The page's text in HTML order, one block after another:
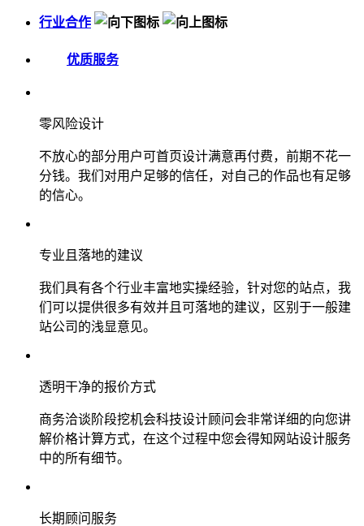
行业合作
优质服务
零风险设计
不放心的部分用户可首页设计满意再付费，前期不花一
分钱。我们对用户足够的信任，对自己的作品也有足够
的信心。
专业且落地的建议
我们具有各个行业丰富地实操经验，针对您的站点，我
们可以提供很多有效并且可落地的建议，区别于一般建
站公司的浅显意见。
透明干净的报价方式
商务洽谈阶段挖机会科技设计顾问会非常详细的向您讲
解价格计算方式，在这个过程中您会得知网站设计服务
中的所有细节。
长期顾问服务